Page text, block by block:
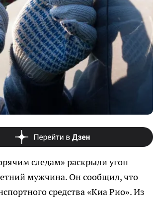
следам» раскрыли угон
мужчина. Он сообщил, что
средства «Киа Рио». Из